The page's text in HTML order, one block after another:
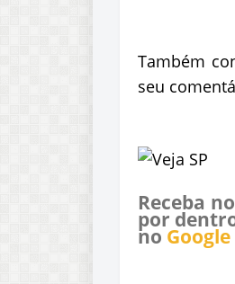
Também
seu
Receba
por
no